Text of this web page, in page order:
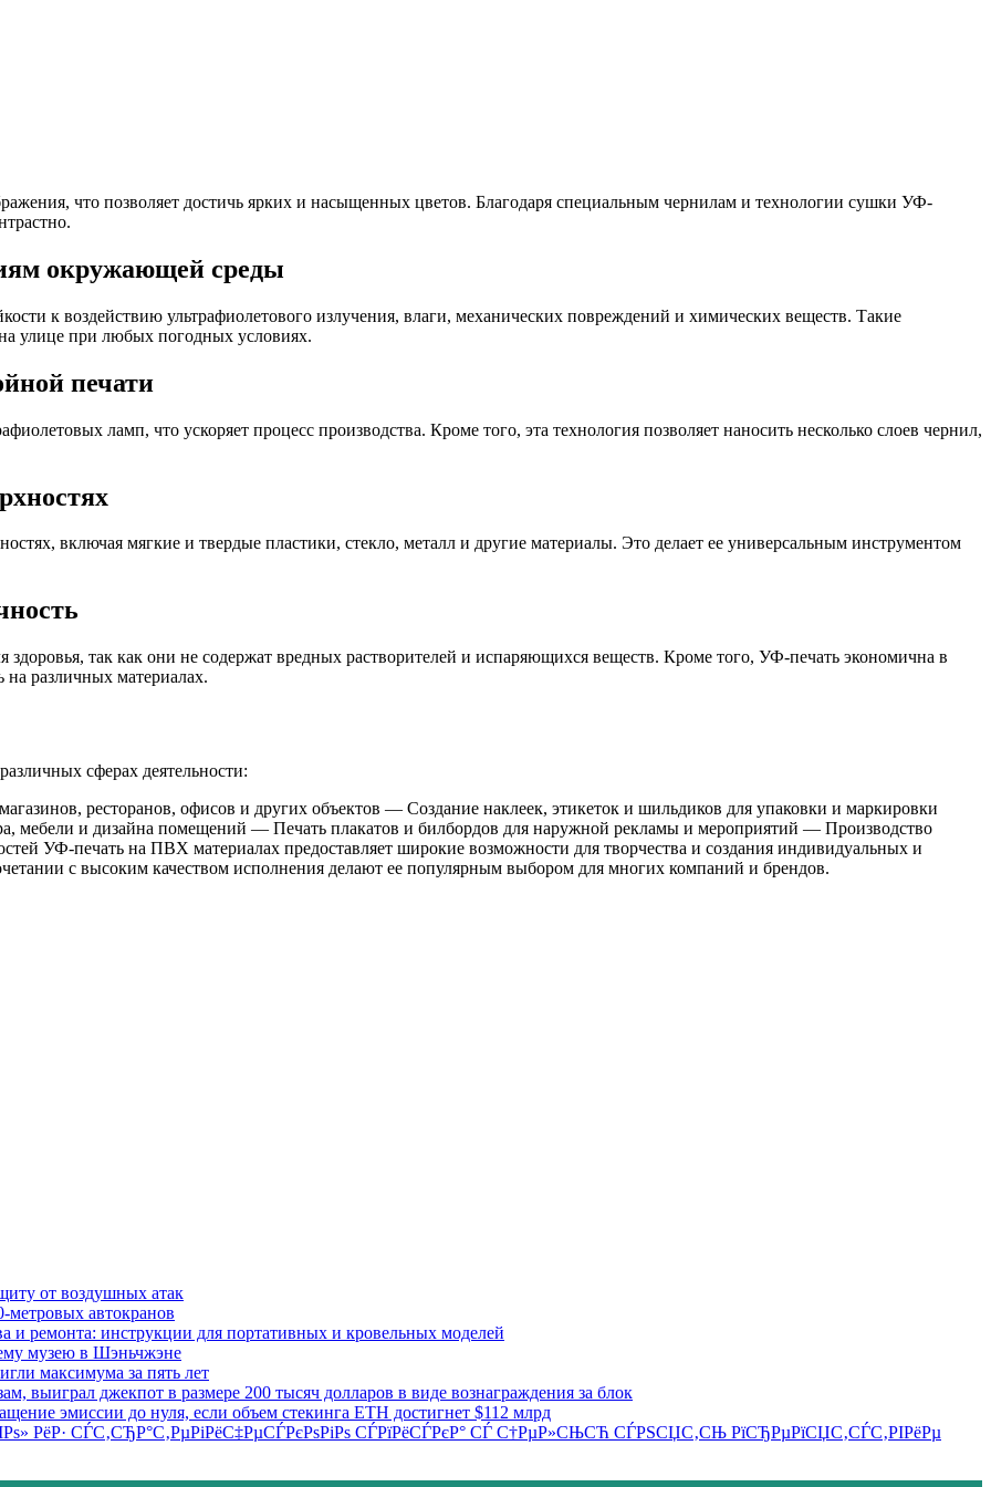
что позволяет достичь ярких и насыщенных цветов. Благодаря специальным чернилам и технологии сушки УФ-
окружающей среды
к воздействию ультрафиолетового излучения, влаги, механических повреждений и химических веществ. Такие
улице при любых погодных условиях.
печати
ламп, что ускоряет процесс производства. Кроме того, эта технология позволяет наносить несколько слоев чернил,
включая мягкие и твердые пластики, стекло, металл и другие материалы. Это делает ее универсальным инструментом
так как они не содержат вредных растворителей и испаряющихся веществ. Кроме того, УФ-печать экономична в
на различных материалах.
сферах деятельности:
ресторанов, офисов и других объектов — Создание наклеек, этикеток и шильдиков для упаковки и маркировки
мебели и дизайна помещений — Печать плакатов и билбордов для наружной рекламы и мероприятий — Производство
УФ-печать на ПВХ материалах предоставляет широкие возможности для творчества и создания индивидуальных и
с высоким качеством исполнения делают ее популярным выбором для многих компаний и брендов.
от воздушных атак
автокранов
и ремонта: инструкции для портативных и кровельных моделей
музею в Шэньчжэне
максимума за пять лет
выиграл джекпот в размере 200 тысяч долларов в виде вознаграждения за блок
эмиссии до нуля, если объем стекинга ETH достигнет $112 млрд
РёР· СЃС‚СЂР°С‚РµРіРёС‡РµСЃРєРѕРіРѕ СЃРїРёСЃРєР° СЃ С†РµР»СЊСЋ СЃРЅСЏС‚СЊ РїСЂРµРїСЏС‚СЃС‚РІРёРµ